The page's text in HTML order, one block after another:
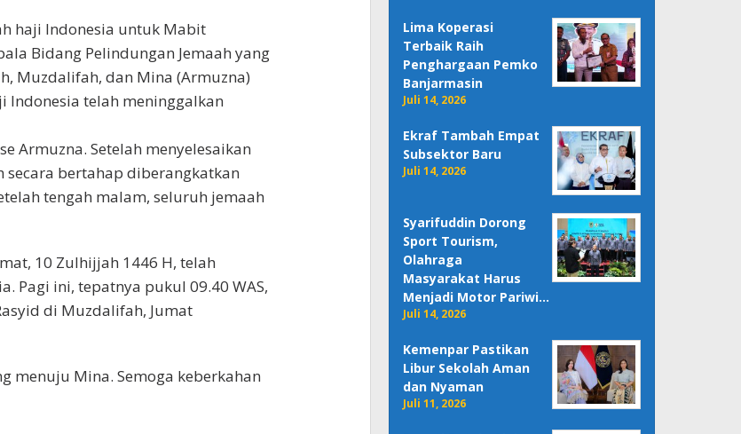
haji Indonesia untuk Mabit
Bidang Pelindungan Jemaah yang
Muzdalifah, dan Mina (Armuzna)
Indonesia telah meninggalkan
Armuzna. Setelah menyelesaikan
bertahap diberangkatkan
tengah malam, seluruh jemaah
10 Zulhijjah 1446 H, telah
Pagi ini, tepatnya pukul 09.40 WAS,
di Muzdalifah, Jumat
menuju Mina. Semoga keberkahan
Lima Koperasi
Terbaik Raih
Penghargaan Pemko
Banjarmasin
Juli 14, 2026
Ekraf Tambah Empat
Subsektor Baru
Juli 14, 2026
Syarifuddin Dorong
Sport Tourism,
Olahraga
Masyarakat Harus
Menjadi Motor Pariwi…
Juli 14, 2026
Kemenpar Pastikan
Libur Sekolah Aman
dan Nyaman
Juli 11, 2026